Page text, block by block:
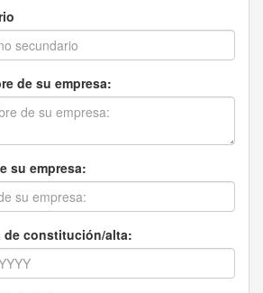
de su empresa:
su empresa:
de constitución/alta: